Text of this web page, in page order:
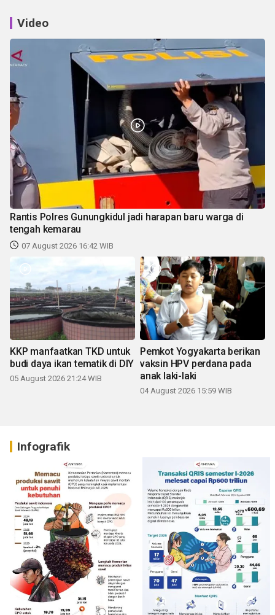
Video
Rantis Polres Gunungkidul jadi harapan baru warga di
tengah kemarau
07 August 2026 16:42 WIB
KKP manfaatkan TKD untuk
budi daya ikan tematik di DIY
05 August 2026 21:24 WIB
Pemkot Yogyakarta berikan
vaksin HPV perdana pada
anak laki-laki
04 August 2026 15:59 WIB
Infografik